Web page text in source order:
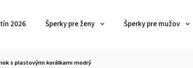
2026 Šperky pre ženy Šperky pre mužov
s plastovými korálkami modrý